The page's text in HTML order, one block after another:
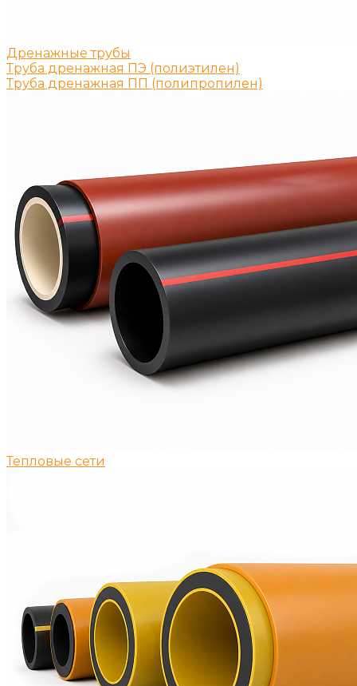
Дренажные трубы
Труба дренажная ПЭ (полиэтилен)
Труба дренажная ПП (полипропилен)
Тепловые сети